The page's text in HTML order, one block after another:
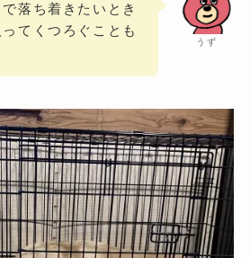
うず
落ち着きたいとき
てくつろぐことも